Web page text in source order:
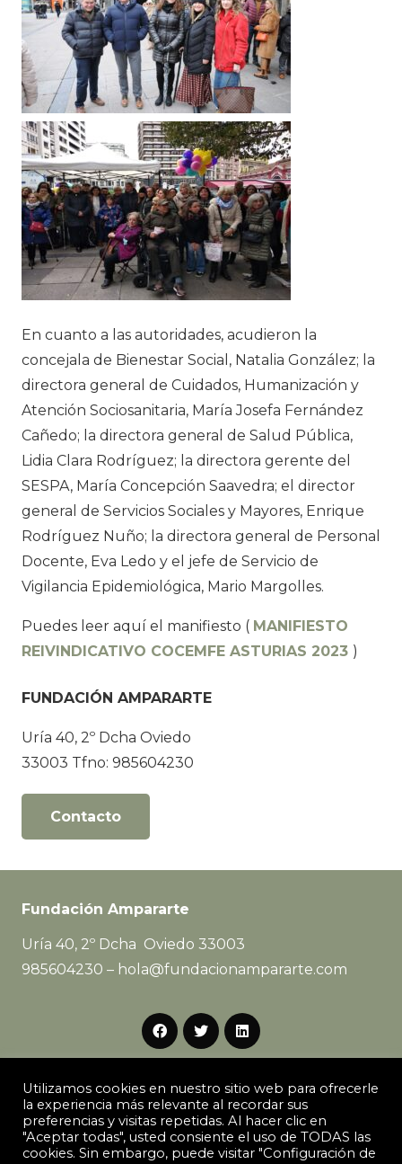
En cuanto a las autoridades, acudieron la
concejala de Bienestar Social, Natalia González; la
directora general de Cuidados, Humanización y
Atención Sociosanitaria, María Josefa Fernández
Cañedo; la directora general de Salud Pública,
Lidia Clara Rodríguez; la directora gerente del
SESPA, María Concepción Saavedra; el director
general de Servicios Sociales y Mayores, Enrique
Rodríguez Nuño; la directora general de Personal
Docente, Eva Ledo y el jefe de Servicio de
Vigilancia Epidemiológica, Mario Margolles.
Puedes leer aquí el manifiesto ( MANIFIESTO
REIVINDICATIVO COCEMFE ASTURIAS 2023 )
FUNDACIÓN AMPARARTE
Uría 40, 2º Dcha Oviedo
33003 Tfno: 985604230
Contacto
Fundación Ampararte
Uría 40, 2º Dcha Oviedo 33003
985604230 – hola@fundacionampararte.com
Aviso Legal
Política de privacidad
Utilizamos cookies en nuestro sitio web para ofrecerle
la experiencia más relevante al recordar sus
preferencias y visitas repetidas. Al hacer clic en
"Aceptar todas", usted consiente el uso de TODAS las
cookies. Sin embargo, puede visitar "Configuración de